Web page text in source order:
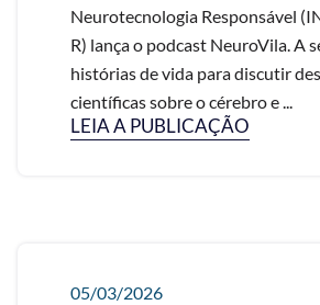
Neurotecnologia Responsável
R) lança o podcast NeuroVila. A
histórias de vida para discutir
científicas sobre o cérebro e ...
LEIA A PUBLICAÇÃO
05/03/2026